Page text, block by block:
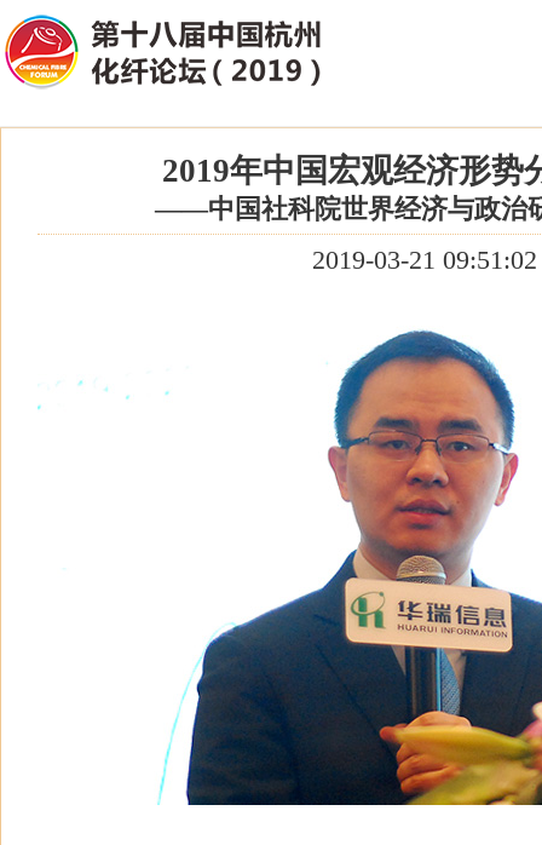
2019年中国宏观经济形势
——中国社科院世界经济与政治
2019-03-21 09:51:02